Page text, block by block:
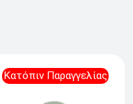
Κατόπιν Παραγγελίας